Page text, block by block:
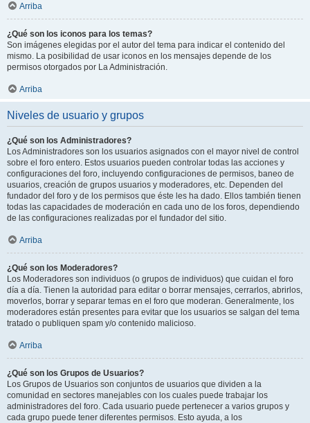
Arriba
¿Qué son los iconos para los temas?
Son imágenes elegidas por el autor del tema para indicar el contenido del
mismo. La posibilidad de usar iconos en los mensajes depende de los
permisos otorgados por La Administración.
Arriba
Niveles de usuario y grupos
¿Qué son los Administradores?
Los Administradores son los usuarios asignados con el mayor nivel de control
sobre el foro entero. Estos usuarios pueden controlar todas las acciones y
configuraciones del foro, incluyendo configuraciones de permisos, baneo de
usuarios, creación de grupos usuarios y moderadores, etc. Dependen del
fundador del foro y de los permisos que éste les ha dado. Ellos también tienen
todas las capacidades de moderación en cada uno de los foros, dependiendo
de las configuraciones realizadas por el fundador del sitio.
Arriba
¿Qué son los Moderadores?
Los Moderadores son individuos (o grupos de individuos) que cuidan el foro
día a día. Tienen la autoridad para editar o borrar mensajes, cerrarlos, abrirlos,
moverlos, borrar y separar temas en el foro que moderan. Generalmente, los
moderadores están presentes para evitar que los usuarios se salgan del tema
tratado o publiquen spam y/o contenido malicioso.
Arriba
¿Qué son los Grupos de Usuarios?
Los Grupos de Usuarios son conjuntos de usuarios que dividen a la
comunidad en sectores manejables con los cuales puede trabajar los
administradores del foro. Cada usuario puede pertenecer a varios grupos y
cada grupo puede tener diferentes permisos. Esto ayuda, a los